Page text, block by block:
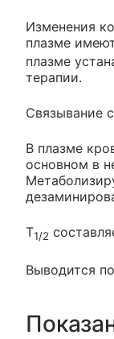
Изменения
плазме
плазме
терапии.
Связывание
В плазме
основном в
T1/2
Выводится